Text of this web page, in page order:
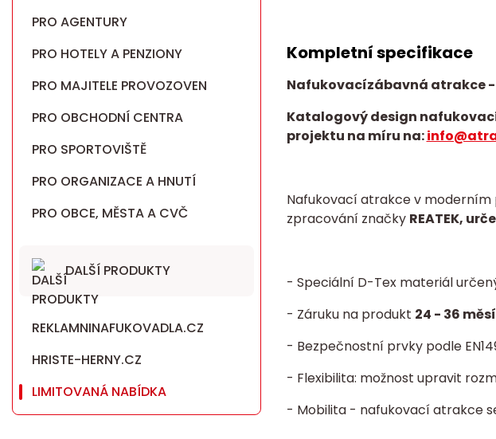
PRO AGENTURY
PRO HOTELY A PENZIONY
PRO MAJITELE PROVOZOVEN
PRO OBCHODNÍ CENTRA
PRO SPORTOVIŠTĚ
PRO ORGANIZACE A HNUTÍ
PRO OBCE, MĚSTA A CVČ
DALŠÍ PRODUKTY
REKLAMNINAFUKOVADLA.CZ
HRISTE-HERNY.CZ
LIMITOVANÁ NABÍDKA
Kompletní specifikace
Nafukovacízábavná atrakce-
Katalogový design
projektu na míru na:
Nafukovací atrakce v
zpracování značky REATEK,
- Speciální D-Tex materiál
- Záruku na produkt 24 - 36
- Bezpečnostní prvky podle
- Flexibilita: možnost upravit
- Mobilita - nafukovací atrakce